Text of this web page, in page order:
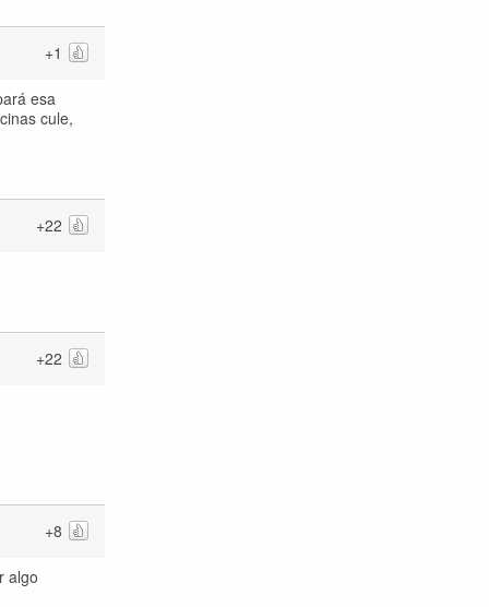
+1
esa
cule,
+22
+22
+8
algo